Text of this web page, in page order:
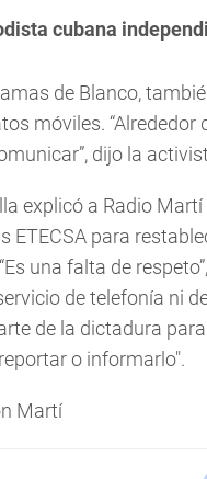
cubana
de Blanco,
móviles.
dijo la
explicó a Radio
ETECSA para
una falta de
de telefonía ni
de la dictadura
o informarlo".
Martí